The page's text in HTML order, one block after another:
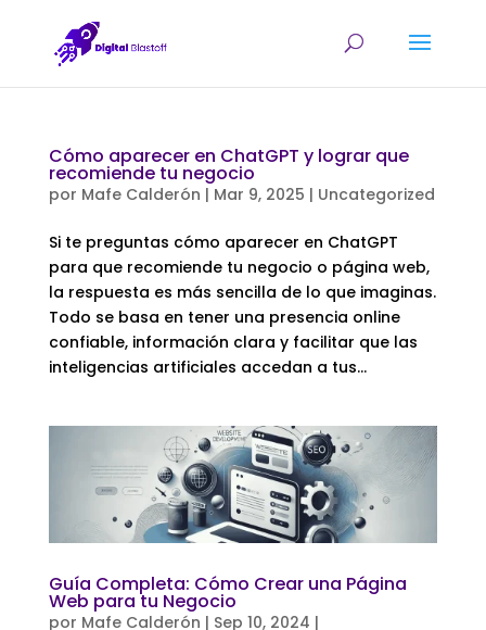
Cómo aparecer en ChatGPT y lograr que
recomiende tu negocio
por Mafe Calderón | Mar 9, 2025 | Uncategorized
Si te preguntas cómo aparecer en ChatGPT
para que recomiende tu negocio o página web,
la respuesta es más sencilla de lo que imaginas.
Todo se basa en tener una presencia online
confiable, información clara y facilitar que las
inteligencias artificiales accedan a tus...
Guía Completa: Cómo Crear una Página
Web para tu Negocio
por Mafe Calderón | Sep 10, 2024 |